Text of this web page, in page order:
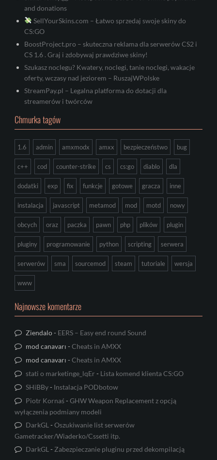
and donations
SellYourSkins.com – Łatwo sprzedaj swoje skiny do
CS:GO
BoostProject.pro – skuteczna reklama dla serwerów CS2 i
CS 1.6 . Graj i zdobywaj prawdziwe skiny!
Szukasz noclegu? Kwatery, noclegi, tanie noclegi, wakacje
oferty, wczasy nad jeziorem – RuszajWPolske
StreamPay.pl – Legalna platforma do dotacji dla
streamerów i twórców
Chmurka tagów
1.6 admin amxmodx amxx bezpieczeństwo bug
c++ cod counter-strike cs cs:go diablo dla
dodatki exp fix funkcje gotowe gracza inne
instalacja javascript metamod mod motd nowy
obcych oraz paczka pawn php plików plugin
pluginy programowanie python scripting serwera
serwerów sma sourcemod steam tutoriale wersja
www
Najnowsze komentarze
Ziendalo- EERS – Easy end round Sound
mod canavarı -Cheats in AMXX
mod canavarı -Cheats in AMXX
stati o marketinge_lqEr - Lista komend klienta CS:GO
SHiBBy- Instalacja PODbotow
Piotr Kornaś-GHW Weapon Replacement z opcją
wyłączenia podmiany modeli
DarkGL -Oszukiwanie list serwerów
Gametracker/Wiaderko/Cssetti itp.
DarkGL - Zabezpieczanie pluginu przed dekompilacją